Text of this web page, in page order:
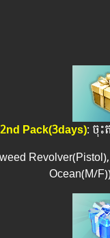
Pack(3days): ចុះ
Ocean(M/